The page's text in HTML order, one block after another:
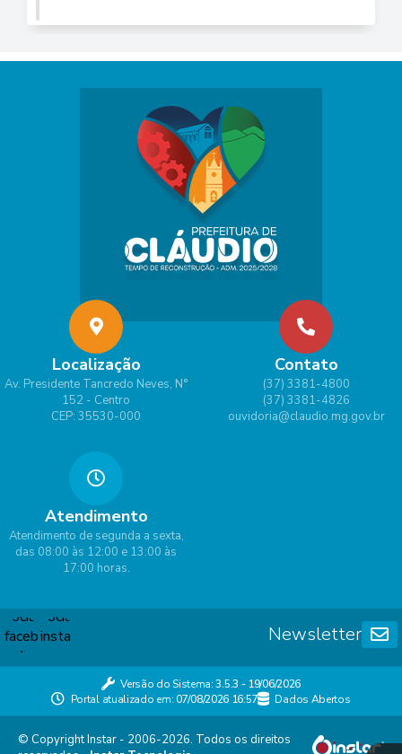
Localização
Av. Presidente Tancredo Neves, N°
152 - Centro
CEP: 35530-000
Contato
(37) 3381-4800
(37) 3381-4826
ouvidoria@claudio.mg.gov.br
Atendimento
Atendimento de segunda a sexta,
das 08:00 às 12:00 e 13:00 às
17:00 horas.
Newsletter
Versão do Sistema:3.5.3 - 19/06/2026
Portal atualizado em:07/08/2026 16:57 Dados Abertos
© Copyright Instar - 2006-2026. Todos os direitos